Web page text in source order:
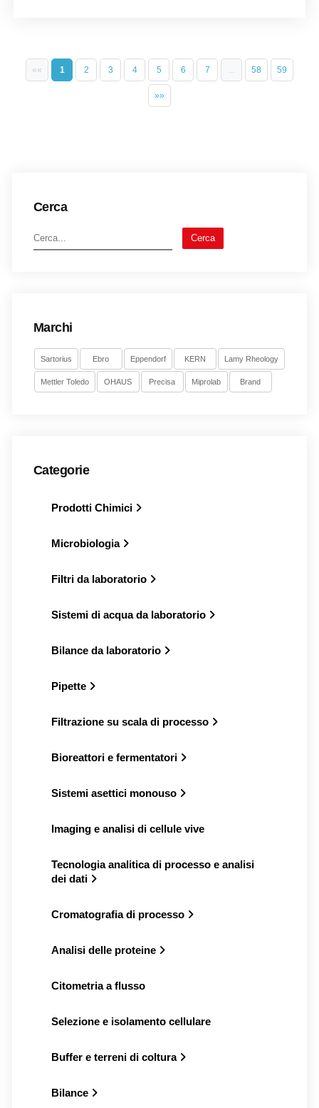
«« 1 2 3 4 5 6 7 58 59
»»
Cerca
Cerca
Marchi
Sartorius Ebro Eppendorf KERN Lamy Rheology
Mettler Toledo OHAUS Precisa Miprolab Brand
Categorie
Prodotti Chimici
Microbiologia
Filtri da laboratorio
Sistemi di acqua da laboratorio
Bilance da laboratorio
Pipette
Filtrazione su scala di processo
Bioreattori e fermentatori
Sistemi asettici monouso
Imaging e analisi di cellule vive
Tecnologia analitica di processo e analisi
dei dati
Cromatografia di processo
Analisi delle proteine
Citometria a flusso
Selezione e isolamento cellulare
Buffer e terreni di coltura
Bilance